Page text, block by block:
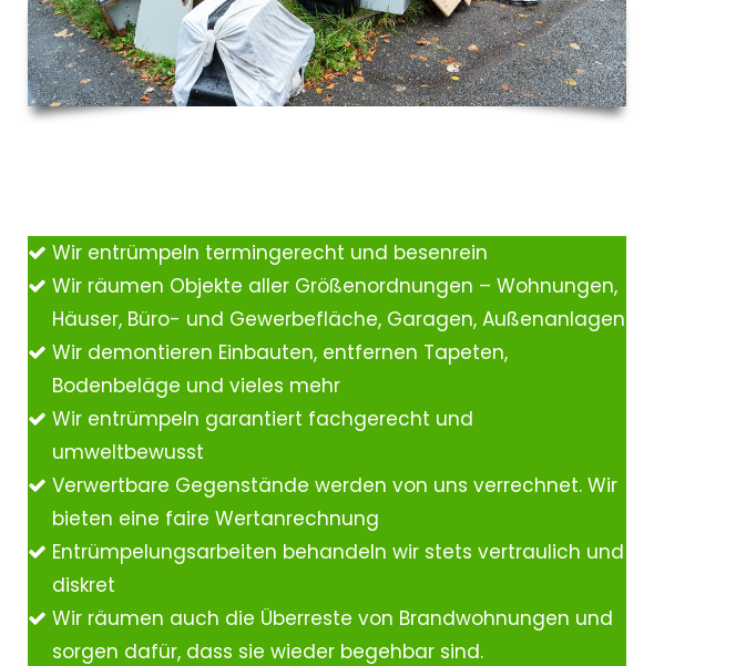
Wir entrümpeln termingerecht und besenrein
Wir räumen Objekte aller Größenordnungen – Wohnungen,
Häuser, Büro- und Gewerbefläche, Garagen, Außenanlagen
Wir demontieren Einbauten, entfernen Tapeten,
Bodenbeläge und vieles mehr
Wir entrümpeln garantiert fachgerecht und
umweltbewusst
Verwertbare Gegenstände werden von uns verrechnet. Wir
bieten eine faire Wertanrechnung
Entrümpelungsarbeiten behandeln wir stets vertraulich und
diskret
Wir räumen auch die Überreste von Brandwohnungen und
sorgen dafür, dass sie wieder begehbar sind.